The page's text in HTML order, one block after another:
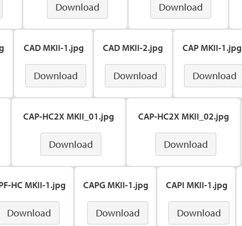
Download Download
CAD MKII-1.jpg
Download
CAD MKII-2.jpg
Download
CAP MKII-1.jpg
Download
CAP-HC2X MKII_01.jpg
Download
CAP-HC2X MKII_02.jpg
Download
HC MKII-1.jpg
Download
CAPG MKII-1.jpg
Download
CAPI MKII-1.jpg
Download